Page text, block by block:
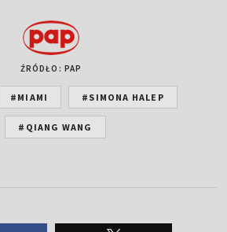
ŹRÓDŁO: PAP
#MIAMI #SIMONA HALEP
#QIANG WANG